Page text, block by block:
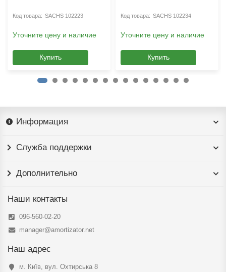
SACHS 102223
Уточните цену и наличие
Купить
SACHS 102234
Уточните цену и наличие
Купить
Информация
Служба поддержки
Дополнительно
Наши контакты
096-560-02-20
manager@amortizator.net
Наш адрес
м. Київ, вул. Охтирська 8